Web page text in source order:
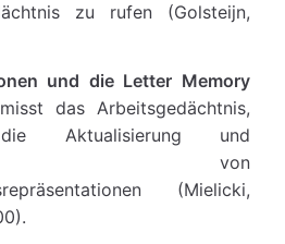
zu rufen (Golsteijn,
und die Letter Memory
das Arbeitsgedächtnis,
die Aktualisierung und
von
(Mielicki,